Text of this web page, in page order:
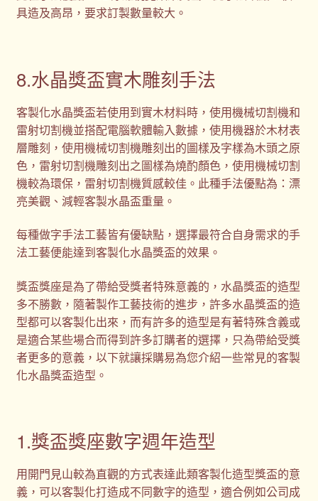
具造及高昂，要求訂製數量較大。
8.水晶獎盃實木雕刻手法
客製化水晶獎盃若使用到實木材料時，使用機械切割機和
雷射切割機並搭配電腦軟體輸入數據，使用機器於木材表
層雕刻，使用機械切割機雕刻出的圖樣及字樣為木頭之原
色，雷射切割機雕刻出之圖樣為燒酌顏色，使用機械切割
機較為環保，雷射切割機質感較佳。此種手法優點為：漂
亮美觀、減輕客製水晶盃重量。
每種做字手法工藝皆有優缺點，選擇最符合自身需求的手
法工藝便能達到客製化水晶獎盃的效果。
獎盃獎座是為了帶給受獎者特殊意義的，水晶獎盃的造型
多不勝數，隨著製作工藝技術的進步，許多水晶獎盃的造
型都可以客製化出來，而有許多的造型是有著特殊含義或
是適合某些場合而得到許多訂購者的選擇，只為帶給受獎
者更多的意義，以下就讓採購易為您介紹一些常見的客製
化水晶獎盃造型。
1.獎盃獎座數字週年造型
用開門見山較為直觀的方式表達此類客製化造型獎盃的意
義，可以客製化打造成不同數字的造型，適合例如公司成